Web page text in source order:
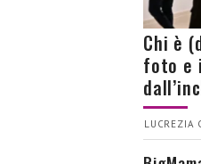
Chi è
foto e
LUCREZIA